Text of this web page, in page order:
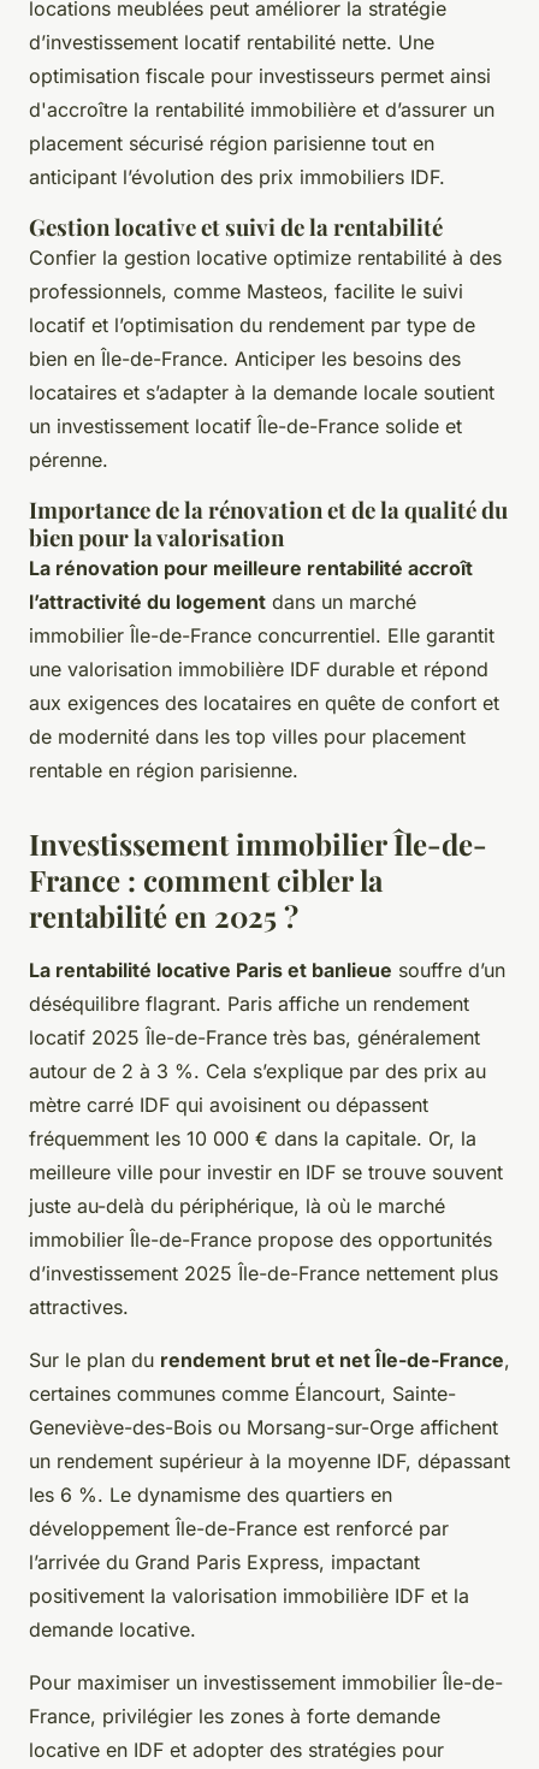
locations meublées peut améliorer la stratégie
d’investissement locatif rentabilité nette. Une
optimisation fiscale pour investisseurs permet ainsi
d'accroître la rentabilité immobilière et d’assurer un
placement sécurisé région parisienne tout en
anticipant l’évolution des prix immobiliers IDF.
Gestion locative et suivi de la rentabilité
Confier la gestion locative optimize rentabilité à des
professionnels, comme Masteos, facilite le suivi
locatif et l’optimisation du rendement par type de
bien en Île-de-France. Anticiper les besoins des
locataires et s’adapter à la demande locale soutient
un investissement locatif Île-de-France solide et
pérenne.
Importance de la rénovation et de la qualité du
bien pour la valorisation
La rénovation pour meilleure rentabilité accroît
l’attractivité du logement dans un marché
immobilier Île-de-France concurrentiel. Elle garantit
une valorisation immobilière IDF durable et répond
aux exigences des locataires en quête de confort et
de modernité dans les top villes pour placement
rentable en région parisienne.
Investissement immobilier Île-de-
France : comment cibler la
rentabilité en 2025 ?
La rentabilité locative Paris et banlieue souffre d’un
déséquilibre flagrant. Paris affiche un rendement
locatif 2025 Île-de-France très bas, généralement
autour de 2 à 3 %. Cela s’explique par des prix au
mètre carré IDF qui avoisinent ou dépassent
fréquemment les 10 000 € dans la capitale. Or, la
meilleure ville pour investir en IDF se trouve souvent
juste au-delà du périphérique, là où le marché
immobilier Île-de-France propose des opportunités
d’investissement 2025 Île-de-France nettement plus
attractives.
Sur le plan du rendement brut et net Île-de-France,
certaines communes comme Élancourt, Sainte-
Geneviève-des-Bois ou Morsang-sur-Orge affichent
un rendement supérieur à la moyenne IDF, dépassant
les 6 %. Le dynamisme des quartiers en
développement Île-de-France est renforcé par
l’arrivée du Grand Paris Express, impactant
positivement la valorisation immobilière IDF et la
demande locative.
Pour maximiser un investissement immobilier Île-de-
France, privilégier les zones à forte demande
locative en IDF et adopter des stratégies pour